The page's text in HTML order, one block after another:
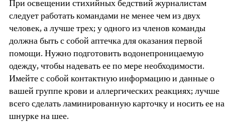
При освещении стихийных бедствий журналистам
следует работать командами не менее чем из двух
человек, а лучше трех; у одного из членов команды
должна быть с собой аптечка для оказания первой
помощи. Нужно подготовить водонепроницаемую
одежду, чтобы надевать ее по мере необходимости.
Имейте с собой контактную информацию и данные о
вашей группе крови и аллергических реакциях; лучше
всего сделать ламинированную карточку и носить ее на
шнурке на шее.